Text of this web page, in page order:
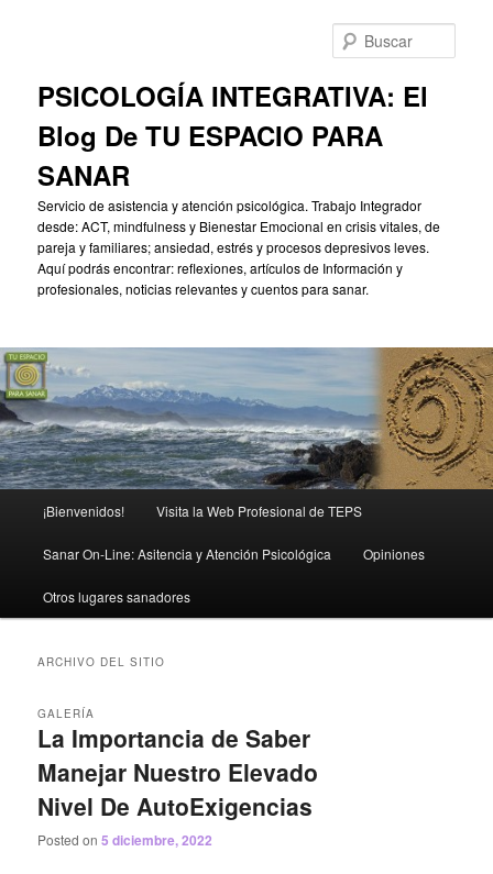
PSICOLOGÍA INTEGRATIVA: El
Blog De TU ESPACIO PARA
SANAR
Servicio de asistencia y atención psicológica. Trabajo Integrador
desde: ACT, mindfulness y Bienestar Emocional en crisis vitales, de
pareja y familiares; ansiedad, estrés y procesos depresivos leves.
Aquí podrás encontrar: reflexiones, artículos de Información y
profesionales, noticias relevantes y cuentos para sanar.
principal
¡Bienvenidos! Visita la Web Profesional de TEPS
Sanar On-Line: Asitencia y Atención Psicológica Opiniones
Otros lugares sanadores
ARCHIVO DEL SITIO
La Importancia de Saber
Manejar Nuestro Elevado
Nivel De AutoExigencias
GALERÍA
Posted on5 diciembre, 2022